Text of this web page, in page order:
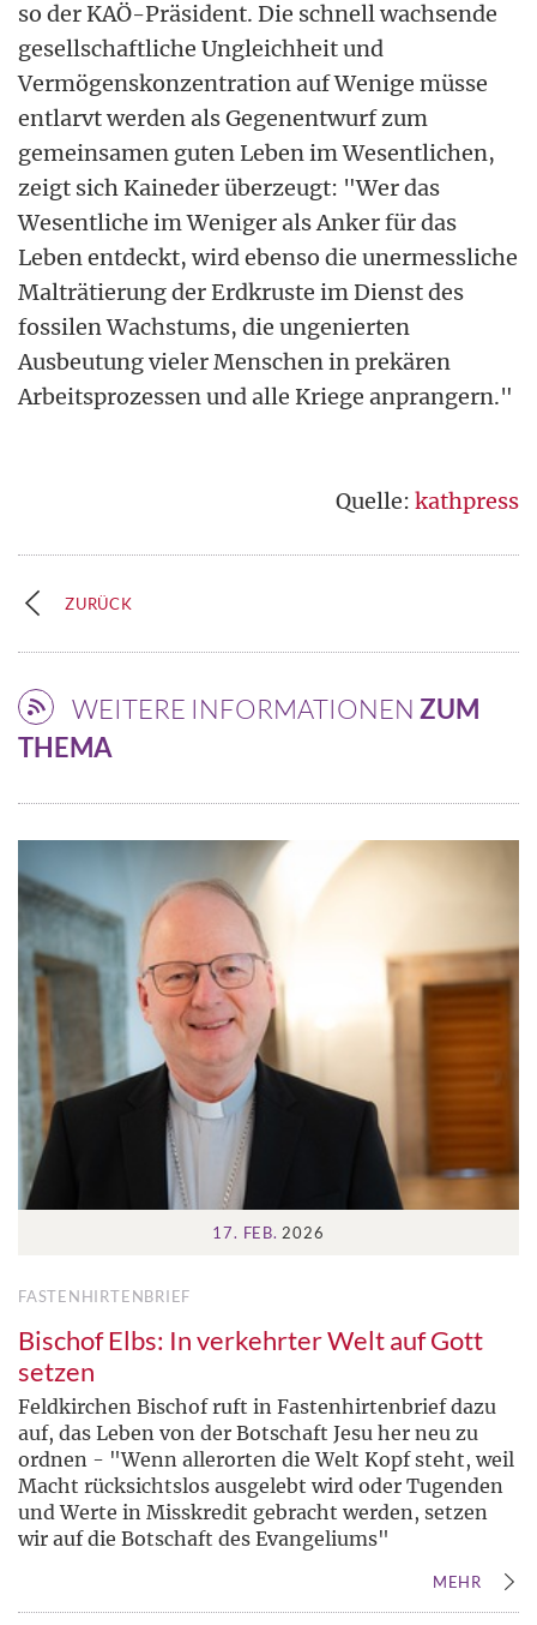
so der KAÖ-Präsident. Die schnell wachsende
gesellschaftliche Ungleichheit und
Vermögenskonzentration auf Wenige müsse
entlarvt werden als Gegenentwurf zum
gemeinsamen guten Leben im Wesentlichen,
zeigt sich Kaineder überzeugt: "Wer das
Wesentliche im Weniger als Anker für das
Leben entdeckt, wird ebenso die unermessliche
Malträtierung der Erdkruste im Dienst des
fossilen Wachstums, die ungenierten
Ausbeutung vieler Menschen in prekären
Arbeitsprozessen und alle Kriege anprangern."
Quelle: kathpress
ZURÜCK
WEITERE INFORMATIONEN ZUM
THEMA
17. FEB. 2026
FASTENHIRTENBRIEF
Bischof Elbs: In verkehrter Welt auf Gott
setzen
Feldkirchen Bischof ruft in Fastenhirtenbrief dazu
auf, das Leben von der Botschaft Jesu her neu zu
ordnen - "Wenn allerorten die Welt Kopf steht, weil
Macht rücksichtslos ausgelebt wird oder Tugenden
und Werte in Misskredit gebracht werden, setzen
wir auf die Botschaft des Evangeliums"
MEHR